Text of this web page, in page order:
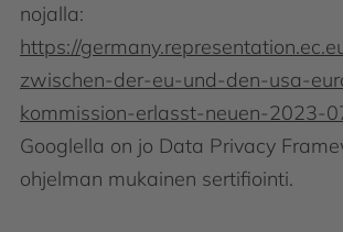
nojalla:
https://
zwischen-der-eu-und-den-usa-
kommission-erlasst-neuen-2023-
Googlella on jo Data Privacy
ohjelman mukainen sertifiointi.